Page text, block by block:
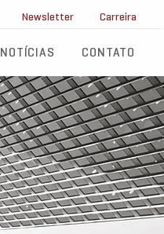
Newsletter Carreira
NOTÍCIAS CONTATO